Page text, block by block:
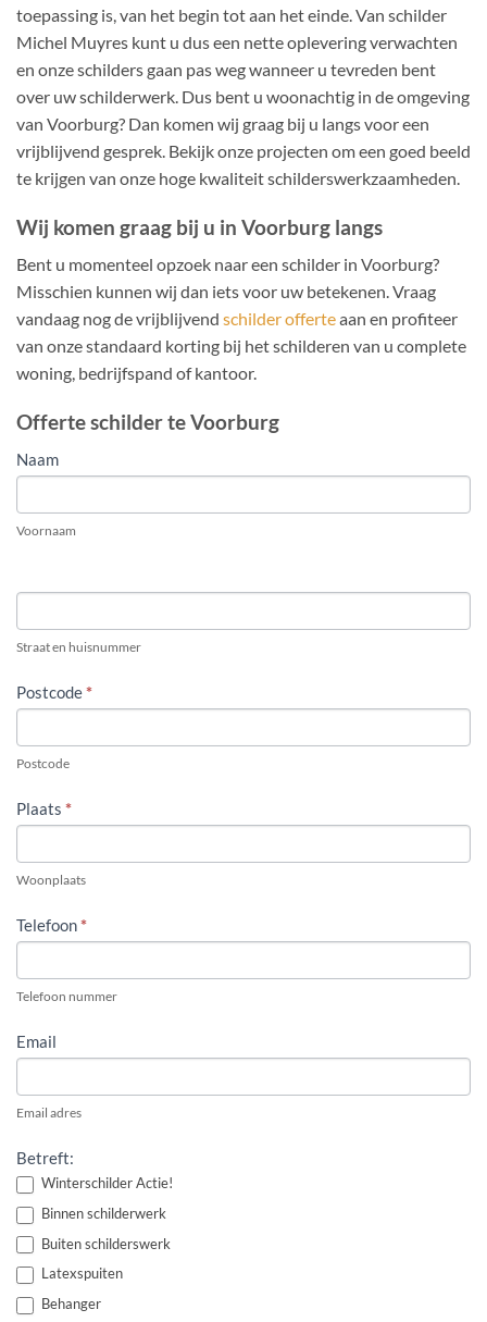
toepassing is, van het begin tot aan het einde. Van schilder
Michel Muyres kunt u dus een nette oplevering verwachten
en onze schilders gaan pas weg wanneer u tevreden bent
over uw schilderwerk. Dus bent u woonachtig in de omgeving
van Voorburg? Dan komen wij graag bij u langs voor een
vrijblijvend gesprek. Bekijk onze projecten om een goed beeld
te krijgen van onze hoge kwaliteit schilderswerkzaamheden.
Wij komen graag bij u in Voorburg langs
Bent u momenteel opzoek naar een schilder in Voorburg?
Misschien kunnen wij dan iets voor uw betekenen. Vraag
vandaag nog de vrijblijvend schilder offerteaan en profiteer
van onze standaard korting bij het schilderen van u complete
woning, bedrijfspand of kantoor.
Offerte schilder te Voorburg
OFFERTE
AANVRAGEN
VRIJBLIJVEND
EN
Naam
Voornaam
Straat en huisnummer
Postcode*
Postcode
Plaats *
Woonplaats
Telefoon*
Telefoon nummer
Email
Email adres
Betreft:
Winterschilder Actie!
Binnen schilderwerk
Buiten schilderswerk
Latexspuiten
Behanger